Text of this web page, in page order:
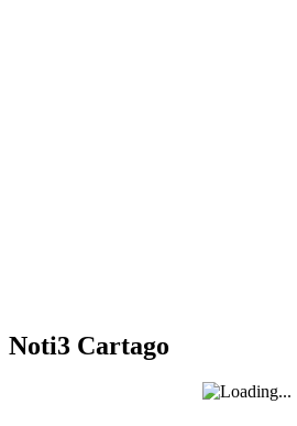
Noti3 Cartago